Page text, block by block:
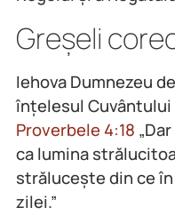
Greșeli
Iehova Dumnezeu
înțelesul Cuvântului
Proverbele 4:18
ca lumina
strălucește din ce
zilei.”